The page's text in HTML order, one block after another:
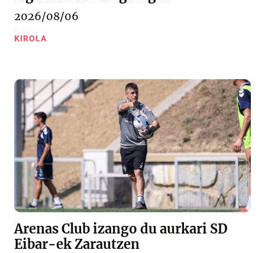
2026/08/06
KIROLA
Arenas Club izango du aurkari SD
Eibar-ek Zarautzen